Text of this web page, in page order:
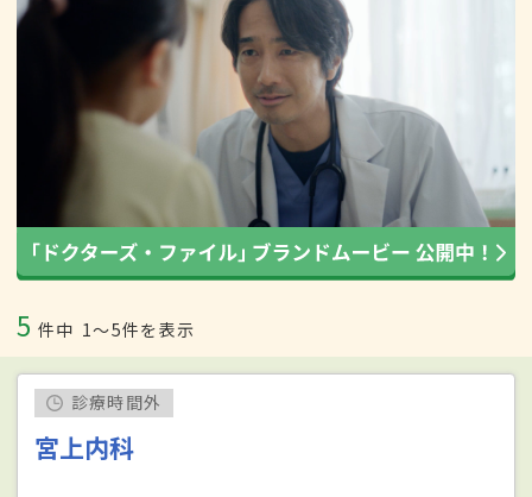
5 件中 1〜5件を表示
診療時間外
宮上内科